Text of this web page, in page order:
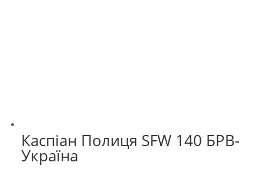
Каспіан Полиця SFW 140 БРВ-
Україна